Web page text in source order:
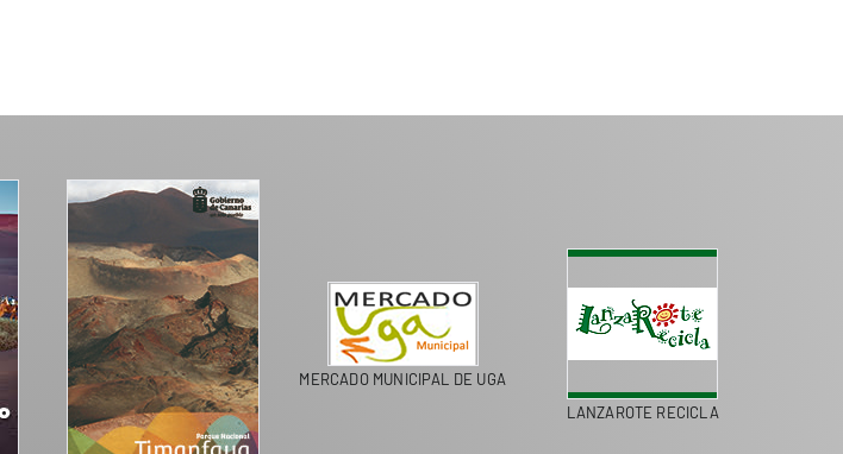
MERCADO MUNICIPAL DE UGA
LANZAROTE RECICLA